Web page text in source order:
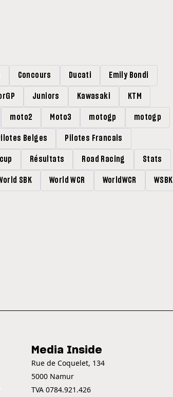
Concours Ducati Emily Bondi
Juniors Kawasaki KTM
moto2 Moto3 motogp motogp
Belges Pilotes Francais
Résultats Road Racing Stats
SBK World WCR WorldWCR WSBK
Media Inside
Rue de Coquelet, 134
5000 Namur
TVA 0784.921.426